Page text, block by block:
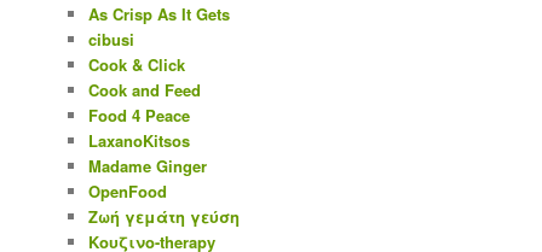
As Crisp As It Gets
cibusi
Cook & Click
Cook and Feed
Food 4 Peace
LaxanoKitsos
Madame Ginger
OpenFood
Ζωή γεμάτη γεύση
Κουζινο-therapy